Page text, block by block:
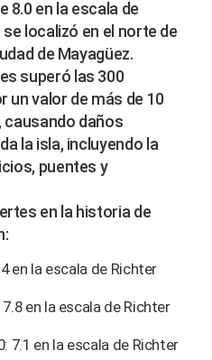
8.0 en la escala de
localizó en el norte de
de Mayagüez.
superó las 300
un valor de más de 10
causando daños
la isla, incluyendo la
puentes y
en la historia de
en la escala de Richter
en la escala de Richter
7.1 en la escala de Richter